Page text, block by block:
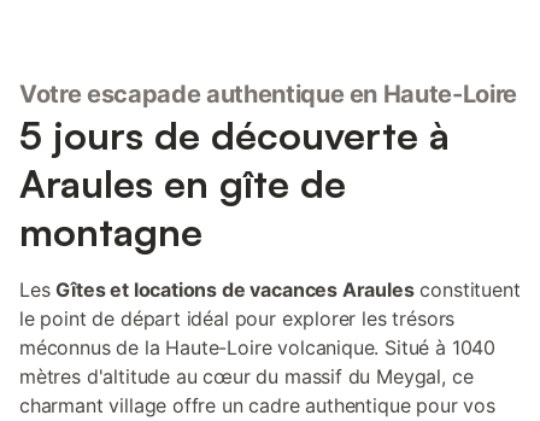
Votre escapade authentique en Haute-Loire
5 jours de découverte à
Araules en gîte de
montagne
LesGîtes et locations de vacances Araulesconstituent
le point de départ idéal pour explorer les trésors
méconnus de la Haute-Loire volcanique. Situé à 1040
mètres d'altitude au cœur du massif du Meygal, ce
charmant village offre un cadre authentique pour vos